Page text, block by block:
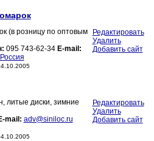
(в розницу по оптовым
095 743-62-34 E-mail:
Россия
Редактировать
Удалить
Добавить сайт
литые диски, зимние
mail: adv@siniloc.ru
Редактировать
Удалить
Добавить сайт